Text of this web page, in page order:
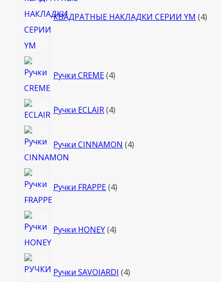
КВАДРАТНЫЕ НАКЛАДКИ СЕРИИ YM 4
Ручки CREME 4товара
Ручки ECLAIR 44
Ручки CINNAMON 4товара
Ручки FRAPPE 4товара
Ручки HONEY 4товара
Ручки SAVOIARDI 4товара